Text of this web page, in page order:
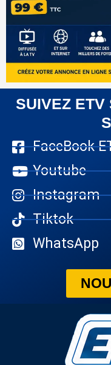
SUIVEZ ETV
FaceBook
Youtube
Instagram
Tiktok
WhatsApp